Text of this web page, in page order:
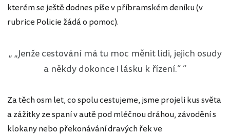
kterém se ještě dodnes píše v příbramském deníku (v
rubrice Policie žádá o pomoc).
„Jenže cestování má tu moc měnit lidi, jejich osudy
a někdy dokonce i lásku k řízení.“
Za těch osm let, co spolu cestujeme, jsme projeli kus světa
a zážitky ze spaní v autě pod mléčnou dráhou, závodění s
klokany nebo překonávání dravých řek ve